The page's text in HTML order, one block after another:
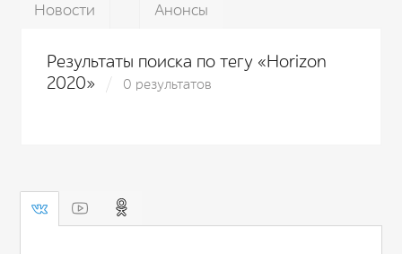
Новости Анонсы
Результаты поиска по тегу «Horizon
2020»
0 результатов